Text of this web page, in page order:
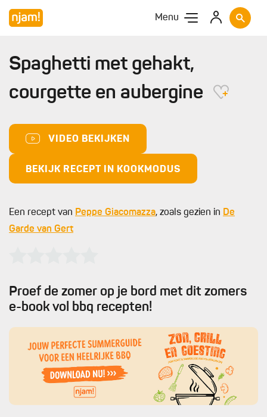
Menu
Spaghetti met gehakt,
courgette en aubergine
VIDEO BEKIJKEN
BEKIJK RECEPT IN KOOKMODUS
Een recept van Peppe Giacomazza, zoals gezien in De
Garde van Gert
Proef de zomer op je bord met dit zomers
e-book vol bbq recepten!